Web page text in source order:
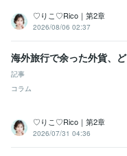
ます ココナラ電話相談40
話相談60件達成♡ありがと
コ
います
ココナラ電話相談
ラプラチナランク継続中♡
ツマーケット初出品♡あり
ナラ電話相談200件達成♡
加♡ありがとうございます
♡りこ♡Rico｜第2章
2026/08/06 02:37
海外旅行で余った外貨、
記事
コラム
♡りこ♡Rico｜第2章
2026/07/31 04:36